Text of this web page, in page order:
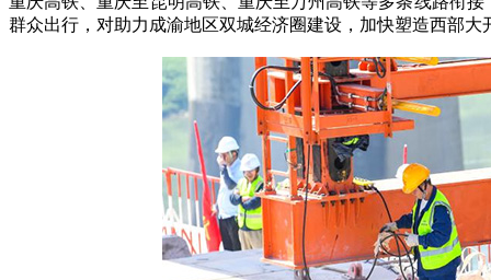
群众出行，对助力成渝地区双城经济圈建设，加快塑造西部